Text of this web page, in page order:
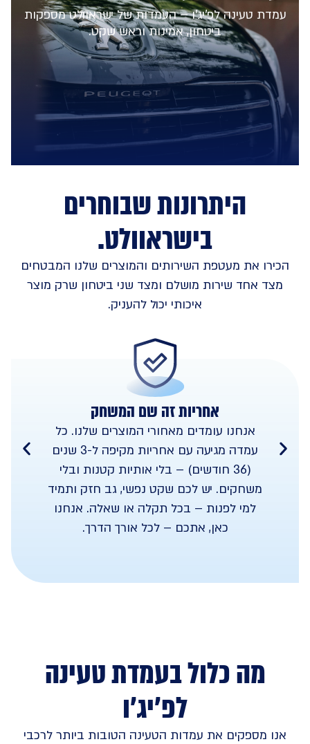
עמדת טעינה לפ'יג'ו – העמדות של ישראוולט מספקות
ביטחון, אמינות וראש שקט.
היתרונות שבוחרים
בישראוולט.
הכירו את מעטפת השירותים והמוצרים שלנו המבטחים
מצד אחד שירות מושלם ומצד שני ביטחון שרק מוצר
איכותי יכול להעניק.
אחריות זה שם המשחק
אנחנו עומדים מאחורי המוצרים שלנו. כל
עמדה מגיעה עם אחריות מקיפה ל-3 שנים
(36 חודשים) – בלי אותיות קטנות ובלי
משחקים. יש לכם שקט נפשי, גב חזק ותמיד
למי לפנות – בכל תקלה או שאלה. אנחנו
כאן, אתכם – לכל אורך הדרך.
מה כלול בעמדת טעינה
לפ'יג'ו
אנו מספקים את עמדות הטעינה הטובות ביותר לרכבי